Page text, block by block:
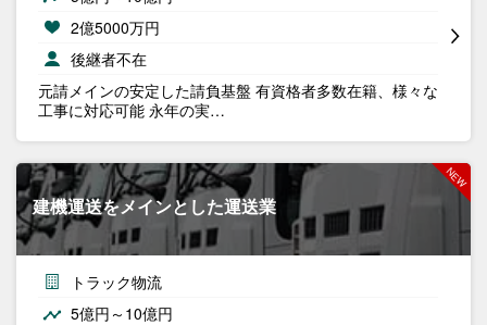
2億5000万円
後継者不在
元請メインの安定した請負基盤 有資格者多数在籍、様々な
工事に対応可能 永年の実…
建機運送をメインとした運送業
トラック物流
5億円～10億円